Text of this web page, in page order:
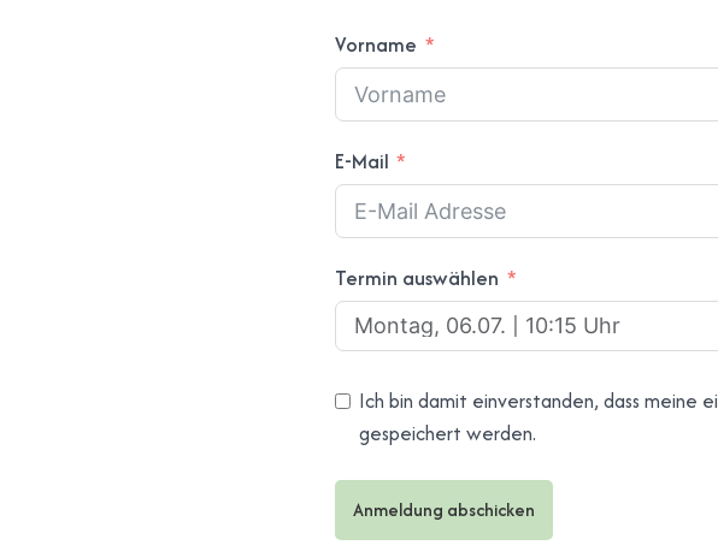
Vorname
E-Mail
Termin auswählen
Ich bin damit einverstanden, dass meine
gespeichert werden.
Anmeldung abschicken